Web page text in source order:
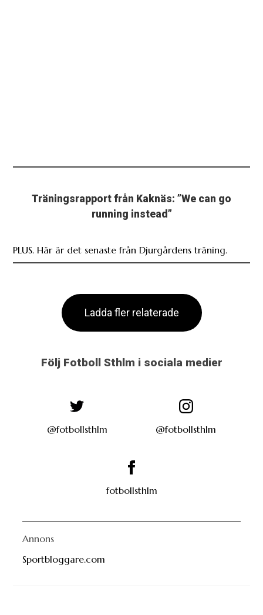
Träningsrapport från Kaknäs: ”We can go
running instead”
PLUS. Här är det senaste från Djurgårdens träning.
Ladda fler relaterade
Följ Fotboll Sthlm i sociala medier
@fotbollsthlm @fotbollsthlm
fotbollsthlm
Annons
Sportbloggare.com